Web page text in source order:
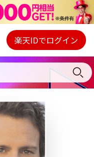
Webプレイヤー
ご契約内容の確認・変更
楽天IDでログイン